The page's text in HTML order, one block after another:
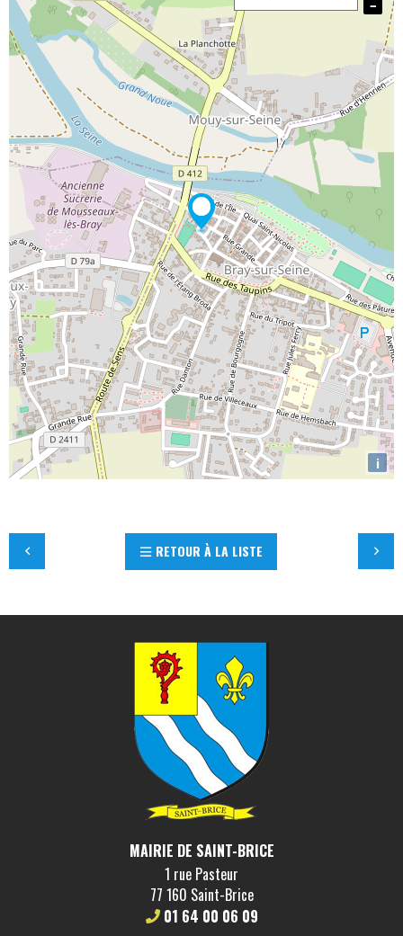
i
−
RETOUR À LA LISTE
MAIRIE DE SAINT-BRICE
1 rue Pasteur
77 160 Saint-Brice
01 64 00 06 09